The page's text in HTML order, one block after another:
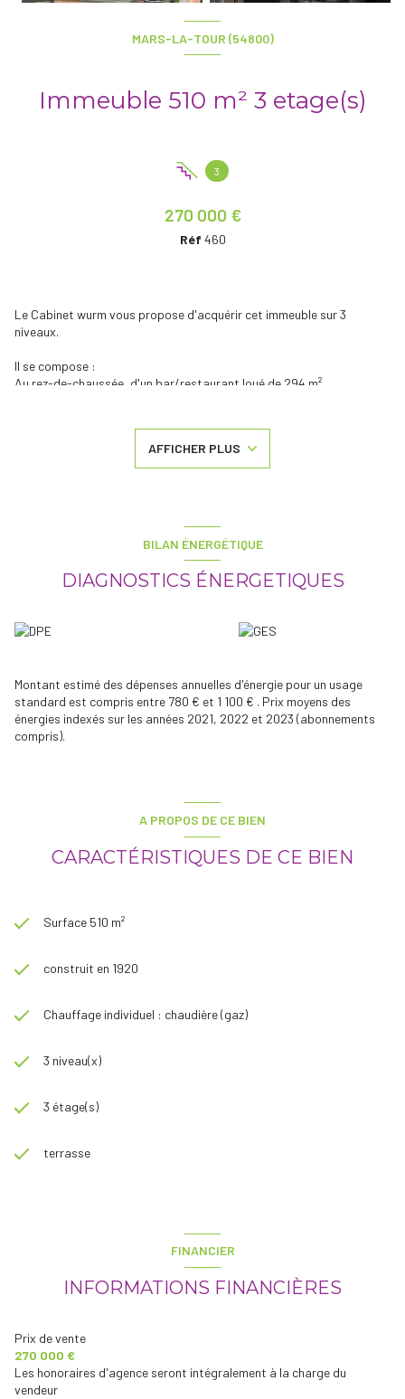
MARS-LA-TOUR (54800)
Immeuble 510 m² 3 etage(s)
3
270 000 €
Réf 460
Le Cabinet wurm vous propose d'acquérir cet immeuble sur 3
niveaux.
Il se compose :
Au rez-de-chaussée, d'un bar/restaurant loué de 294 m²
- Possibilité d'aménager 3 appartements supplémentaires (32.48,
40.51 et 68 m² environ)
Système de chauffage individuel au gaz.
Fenêtres PVC, double vitrage et volets roulants pour les parties
Taxe foncière 2 017 €
AFFICHER PLUS
BILAN ÉNERGÉTIQUE
DIAGNOSTICS ÉNERGETIQUES
Montant estimé des dépenses annuelles d'énergie pour un usage
standard est compris entre 780 € et 1 100 € . Prix moyens des
énergies indexés sur les années 2021, 2022 et 2023 (abonnements
compris).
A PROPOS DE CE BIEN
CARACTÉRISTIQUES DE CE BIEN
Surface 510 m²
construit en 1920
Chauffage individuel : chaudière (gaz)
3 niveau(x)
3 étage(s)
terrasse
FINANCIER
INFORMATIONS FINANCIÈRES
Prix de vente
270 000 €
Les honoraires d'agence seront intégralement à la charge du
vendeur